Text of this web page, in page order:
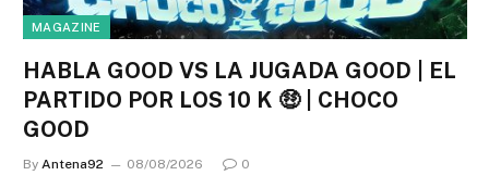
MAGAZINE
HABLA GOOD VS LA JUGADA GOOD | EL
PARTIDO POR LOS 10 K 🤑 | CHOCO
GOOD
By Antena92 08/08/2026 0